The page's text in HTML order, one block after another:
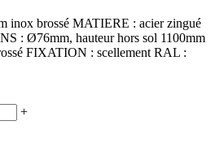
inox brossé MATIERE : acier zingué
: Ø76mm, hauteur hors sol 1100mm
FIXATION : scellement RAL :
+